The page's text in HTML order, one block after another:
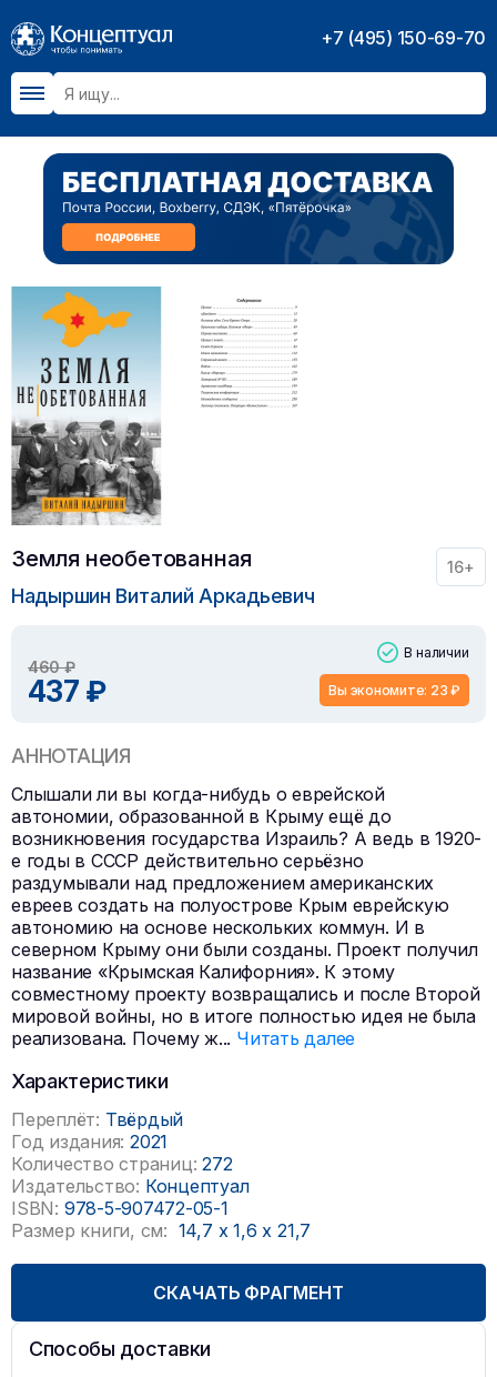
+7 (495) 150-69-70
Земля необетованная 16+
Надыршин Виталий Аркадьевич
460 ₽
437 ₽
В наличии
Вы экономите: 23 ₽
АННОТАЦИЯ
Слышали ли вы когда-нибудь о еврейской
автономии, образованной в Крыму ещё до
возникновения государства Израиль? А ведь в 1920-
е годы в СССР действительно серьёзно
раздумывали над предложением американских
евреев создать на полуострове Крым еврейскую
автономию на основе нескольких коммун. И в
северном Крыму они были созданы. Проект получил
название «Крымская Калифорния». К этому
совместному проекту возвращались и после Второй
мировой войны, но в итоге полностью идея не была
реализована. Почему ж... Читать далее
Характеристики
Переплёт: Твёрдый
Год издания: 2021
Количество страниц: 272
Издательство: Концептуал
ISBN: 978-5-907472-05-1
Размер книги, см: 14,7 x 1,6 x 21,7
СКАЧАТЬ ФРАГМЕНТ
Способы доставки